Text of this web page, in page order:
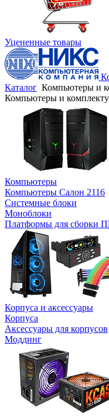
Уцененные товары
Каталог Компьютеры и
Компьютеры и
Компьютеры
Компьютеры Салон 2116
Системные блоки
Моноблоки
Платформы для сборки
Корпуса и аксессуары
Корпуса
Аксессуары для корпусов
Моддинг